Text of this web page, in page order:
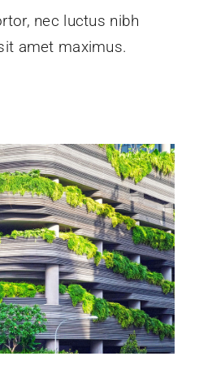
nec luctus nibh
amet maximus.